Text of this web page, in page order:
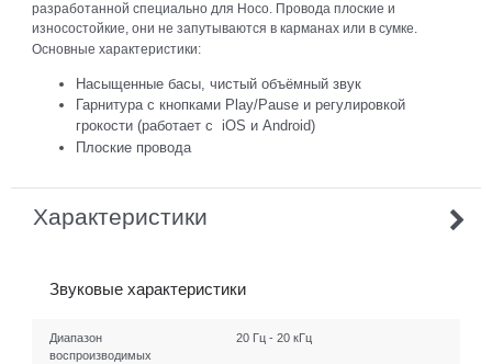
разработанной специально для Hoco. Провода плоские и
износостойкие, они не запутываются в карманах или в сумке.
Основные характеристики:
Насыщенные басы, чистый объёмный звук
Гарнитура с кнопками Play/Pause и регулировкой
грокости (работает с iOS и Android)
Плоские провода
Характеристики
Звуковые характеристики
Диапазон
воспроизводимых
20 Гц - 20 кГц